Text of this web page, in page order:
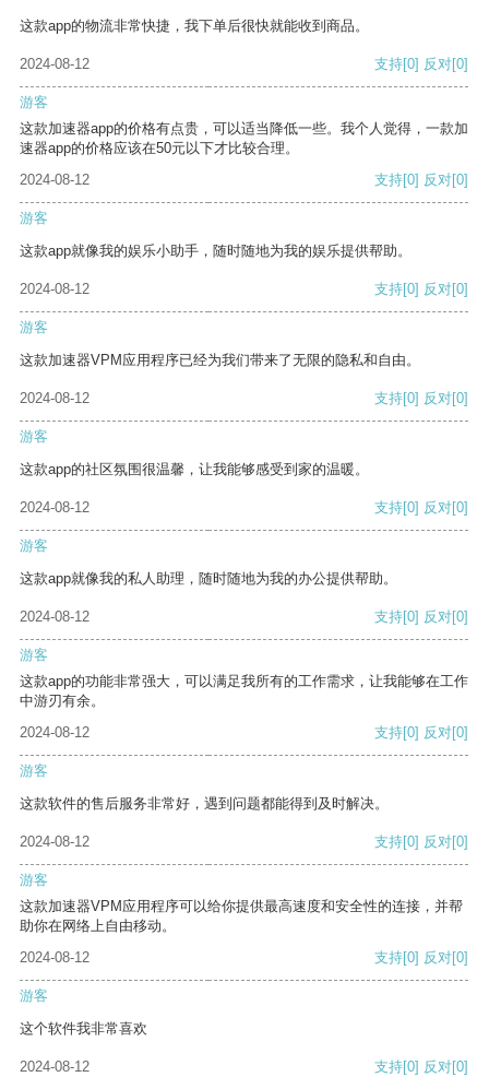
这款app的物流非常快捷，我下单后很快就能收到商品。
2024-08-12 支持[0] 反对[0]
游客
这款加速器app的价格有点贵，可以适当降低一些。我个人觉得，一款加
速器app的价格应该在50元以下才比较合理。
2024-08-12
支持[0] 反对[0]
游客
这款app就像我的娱乐小助手，随时随地为我的娱乐提供帮助。
2024-08-12 支持[0] 反对[0]
游客
这款加速器VPM应用程序已经为我们带来了无限的隐私和自由。
2024-08-12 支持[0] 反对[0]
游客
这款app的社区氛围很温馨，让我能够感受到家的温暖。
2024-08-12 支持[0] 反对[0]
游客
这款app就像我的私人助理，随时随地为我的办公提供帮助。
2024-08-12 支持[0] 反对[0]
游客
这款app的功能非常强大，可以满足我所有的工作需求，让我能够在工作
中游刃有余。
2024-08-12
支持[0] 反对[0]
游客
这款软件的售后服务非常好，遇到问题都能得到及时解决。
2024-08-12 支持[0] 反对[0]
游客
这款加速器VPM应用程序可以给你提供最高速度和安全性的连接，并帮
助你在网络上自由移动。
2024-08-12
支持[0] 反对[0]
游客
这个软件我非常喜欢
2024-08-12 支持[0] 反对[0]